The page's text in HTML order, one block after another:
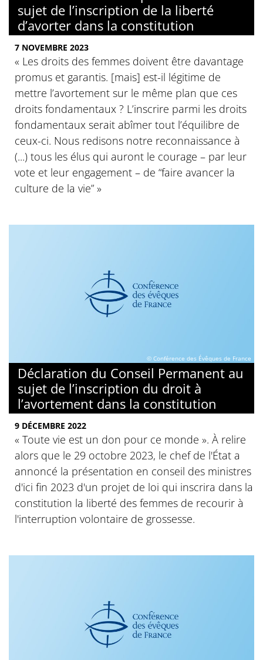
sujet de l’inscription de la liberté
d’avorter dans la constitution
7 NOVEMBRE 2023
« Les droits des femmes doivent être davantage
promus et garantis. [mais] est-il légitime de
mettre l’avortement sur le même plan que ces
droits fondamentaux ? L’inscrire parmi les droits
fondamentaux serait abîmer tout l’équilibre de
ceux-ci. Nous redisons notre reconnaissance à
(...) tous les élus qui auront le courage – par leur
vote et leur engagement – de “faire avancer la
culture de la vie” »
© Conférence des Évêques de France
Déclaration du Conseil Permanent au
sujet de l’inscription du droit à
l’avortement dans la constitution
9 DÉCEMBRE 2022
« Toute vie est un don pour ce monde ». À relire
alors que le 29 octobre 2023, le chef de l'État a
annoncé la présentation en conseil des ministres
d'ici fin 2023 d'un projet de loi qui inscrira dans la
constitution la liberté des femmes de recourir à
l'interruption volontaire de grossesse.